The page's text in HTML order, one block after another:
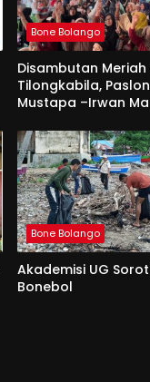
Bone Bolango
Disambutan
Tilongkabila,
Mustapa –Irwan
Bone Bolango
Akademisi UG
Bonebol